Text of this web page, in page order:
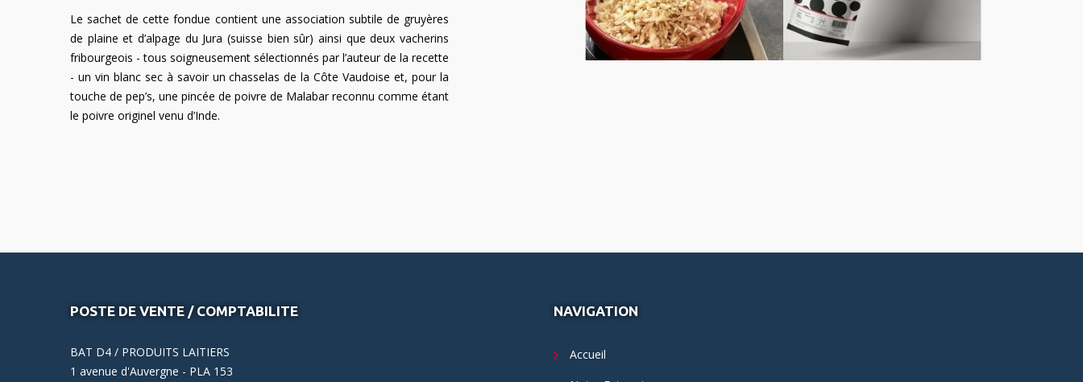
Le sachet de cette fondue contient une association subtile de gruyères
de plaine et d’alpage du Jura (suisse bien sûr) ainsi que deux vacherins
fribourgeois - tous soigneusement sélectionnés par l’auteur de la recette
- un vin blanc sec à savoir un chasselas de la Côte Vaudoise et, pour la
touche de pep’s, une pincée de poivre de Malabar reconnu comme étant
le poivre originel venu d’Inde.
POSTE DE VENTE / COMPTABILITE
BAT D4 / PRODUITS LAITIERS
1 avenue d'Auvergne - PLA 153
NAVIGATION
Accueil